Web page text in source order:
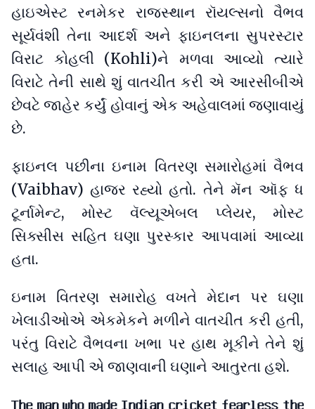
હાઇએસ્ટ રનમેકર રાજસ્થાન રૉયલ્સનો વૈભવ
સૂર્યવંશી તેના આદર્શ અને ફાઇનલના સુપરસ્ટાર
વિરાટ કોહલી (Kohli)ને મળવા આવ્યો ત્યારે
વિરાટે તેની સાથે શું વાતચીત કરી એ આરસીબીએ
છેવટે જાહેર કર્યું હોવાનું એક અહેવાલમાં જણાવાયું
છે.
ફાઇનલ પછીના ઇનામ વિતરણ સમારોહમાં વૈભવ
(Vaibhav) હાજર રહ્યો હતો. તેને મૅન ઑફ ધ
ટૂર્નામેન્ટ, મોસ્ટ વૅલ્યૂએબલ પ્લેયર, મોસ્ટ
સિક્સીસ સહિત ઘણા પુરસ્કાર આપવામાં આવ્યા
હતા.
ઇનામ વિતરણ સમારોહ વખતે મેદાન પર ઘણા
ખેલાડીઓએ એકમેકને મળીને વાતચીત કરી હતી,
પરંતુ વિરાટે વૈભવના ખભા પર હાથ મૂકીને તેને શું
સલાહ આપી એ જાણવાની ઘણાને આતુરતા હશે.
𝗧𝗵𝗲 𝗺𝗮𝗻 𝘄𝗵𝗼 𝗺𝗮𝗱𝗲 𝗜𝗻𝗱𝗶𝗮𝗻 𝗰𝗿𝗶𝗰𝗸𝗲𝘁 𝗳𝗲𝗮𝗿𝗹𝗲𝘀𝘀 𝘁𝗵𝗲